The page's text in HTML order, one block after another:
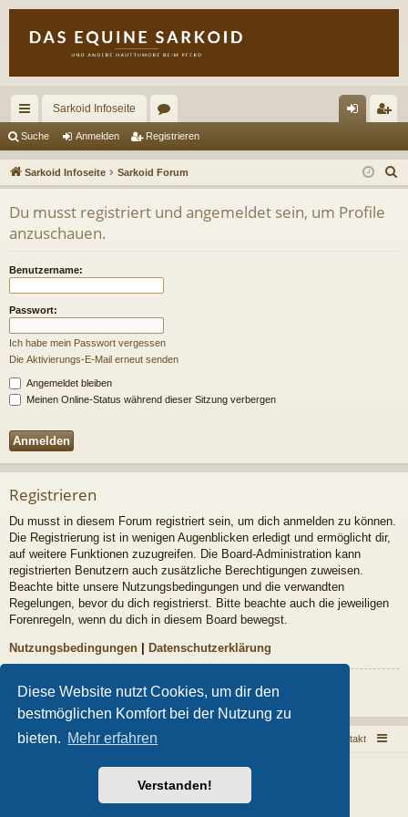
Diese Website nutzt Cookies, um dir den
bestmöglichen Komfort bei der Nutzung zu
bieten. Mehr erfahren
Verstanden!
ch
ne
llz
ug
Sarkoid Infoseite
or
en m
el
de
ist
rie
re
Suche Anmelden Registrieren
Sarkoid Infoseite Sarkoid Forum
u
Du musst registriert und angemeldet sein, um Profile
anzuschauen.
Benutzername:
Passwort:
Ich habe mein Passwort vergessen
Die Aktivierungs-E-Mail erneut senden
Angemeldet bleiben
Meinen Online-Status während dieser Sitzung verbergen
Registrieren
Du musst in diesem Forum registriert sein, um dich anmelden zu können.
Die Registrierung ist in wenigen Augenblicken erledigt und ermöglicht dir,
auf weitere Funktionen zuzugreifen. Die Board-Administration kann
registrierten Benutzern auch zusätzliche Berechtigungen zuweisen.
Beachte bitte unsere Nutzungsbedingungen und die verwandten
Regelungen, bevor du dich registrierst. Bitte beachte auch die jeweiligen
Forenregeln, wenn du dich in diesem Board bewegst.
Nutzungsbedingungen | Datenschutzerklärung
Registrieren
Sarkoid Infoseite Sarkoid Forum Kontakt
Powered byphpBB® Forum Software © phpBB Limited
Style vonArty- phpBB 3.3 von MrGaby
phpBB.de